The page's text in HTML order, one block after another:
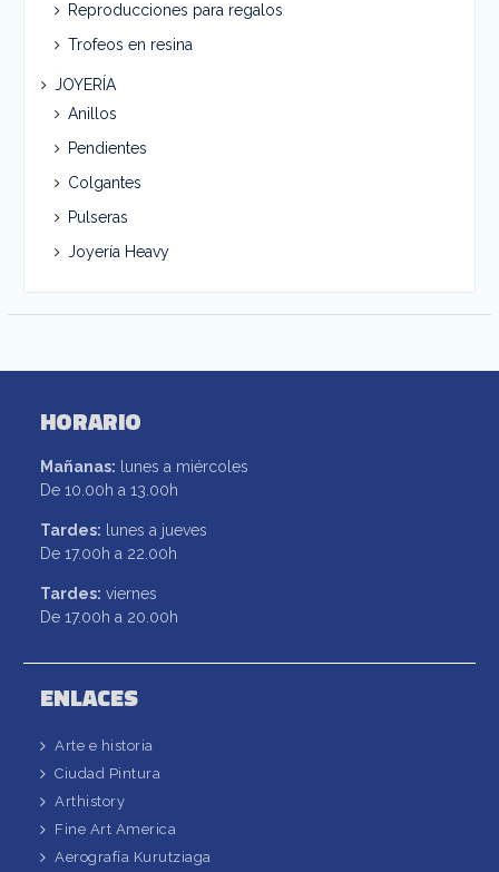
Reproducciones para regalos
Trofeos en resina
JOYERÍA
Anillos
Pendientes
Colgantes
Pulseras
Joyería Heavy
HORARIO
Mañanas: lunes a miércoles
De 10.00h a 13.00h
Tardes: lunes a jueves
De 17.00h a 22.00h
Tardes: viernes
De 17.00h a 20.00h
ENLACES
Arte e historia
Ciudad Pintura
Arthistory
Fine Art America
Aerografía Kurutziaga